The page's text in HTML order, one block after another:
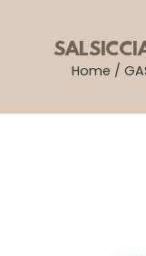
Home /